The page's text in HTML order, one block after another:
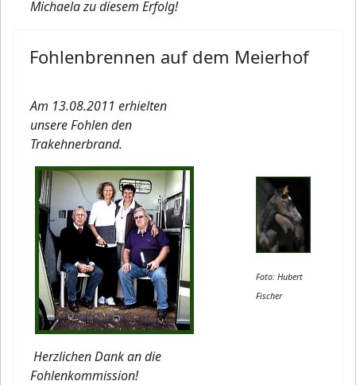
Michaela zu diesem Erfolg!
Fohlenbrennen auf dem Meierhof
Am 13.08.2011 erhielten
unsere Fohlen den
Trakehnerbrand.
Herzlichen Dank an die
Fohlenkommission!
Foto: Hubert
Fischer